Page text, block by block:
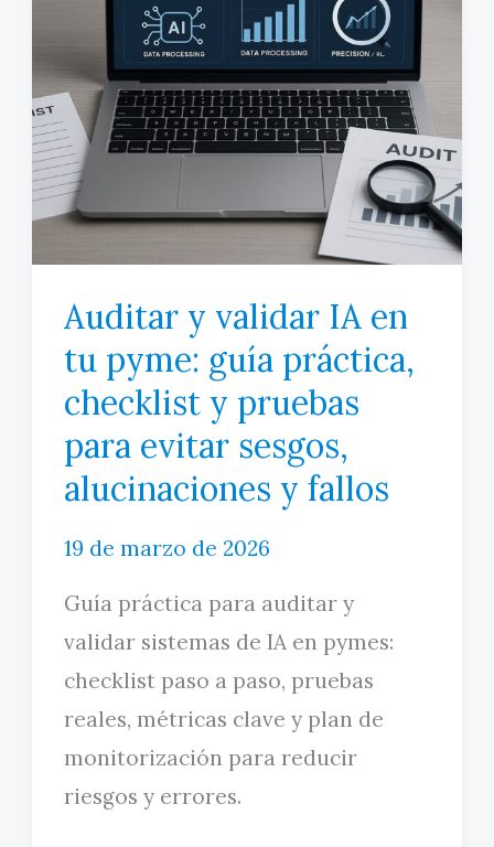
checklist
práctico
(2026)
Auditar y validar IA en
tu pyme: guía práctica,
checklist y pruebas
para evitar sesgos,
alucinaciones y fallos
19 de marzo de 2026
Guía práctica para auditar y
validar sistemas de IA en pymes:
checklist paso a paso, pruebas
reales, métricas clave y plan de
monitorización para reducir
riesgos y errores.